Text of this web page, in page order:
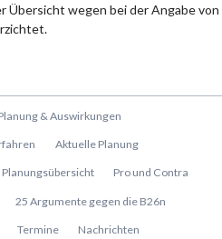
Übersicht wegen bei der Angabe von
& Auswirkungen
Aktuelle Planung
Planungsübersicht Pro und Contra
25 Argumente gegen die B26n
Termine Nachrichten